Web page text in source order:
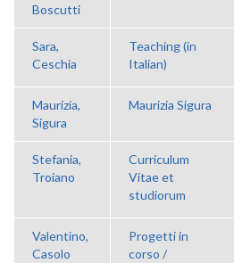
Boscutti
Sara,
Ceschia
Teaching (in
Italian)
Maurizia,
Sigura
Maurizia Sigura
Stefania,
Troiano
Curriculum
Vitae et
studiorum
Valentino,
Casolo
Progetti in
corso /